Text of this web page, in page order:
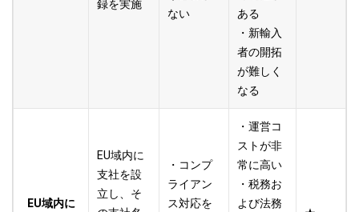
録を実施
ない
ある
・新輸入
者の開拓
が難しく
なる
EU域内に
EU域内に
支社を設
立し、そ
・コンプ
ライアン
ス対応を
・運営コ
ストが非
常に高い
・税務お
よび法務